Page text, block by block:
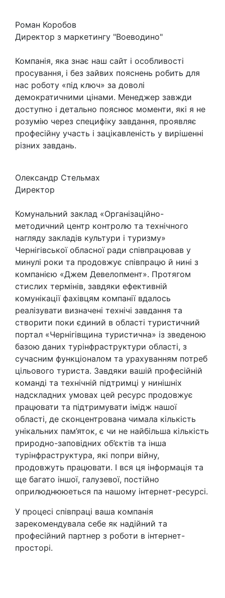
Роман Коробов
Директор з маркетингу "Воеводино"
Компанія, яка знає наш сайт і особливості
просування, і без зайвих пояснень робить для
нас роботу «під ключ» за доволі
демократичними цінами. Менеджер завжди
доступно і детально пояснює моменти, які я не
розумію через специфіку завдання, проявляє
професійну участь і зацікавленість у вирішенні
різних завдань.
Олександр Стельмах
Директор
Комунальний заклад «Організаційно-
методичний центр контролю та технічного
нагляду закладів культури і туризму»
Чернігівської обласної ради співпрацював у
минулі роки та продовжує співпрацю й нині з
компанією «Джем Девелопмент». Протягом
стислих термінів, завдяки ефективній
комунікації фахівцям компанії вдалось
реалізувати визначені технічі завдання та
створити поки єдиний в області туристичний
портал «Чернігівщина туристична» із зведеною
базою даних турінфраструктури області, з
сучасним функціоналом та урахуванням потреб
цільового туриста. Завдяки вашій професійній
команді та технічній підтримці у нинішніх
надскладних умовах цей ресурс продовжує
працювати та підтримувати імідж нашої
області, де сконцентрована чимала кількість
унікальних пам’яток, є чи не найбільша кількість
природно-заповідних об’єктів та інша
турінфраструктура, які попри війну,
продовжуть працювати. І вся ця інформація та
ще багато іншої, галузевої, постійно
оприлюднююеться па нашому інтернет-ресурсі.
У процесі співпраці ваша компанія
зарекомендувала себе як надійний та
професійний партнер з роботи в інтернет-
просторі.